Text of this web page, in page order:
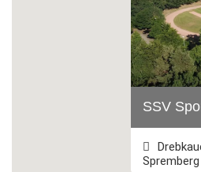
SSV
Spremberg